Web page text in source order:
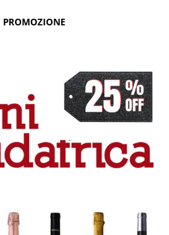
PROMOZIONE